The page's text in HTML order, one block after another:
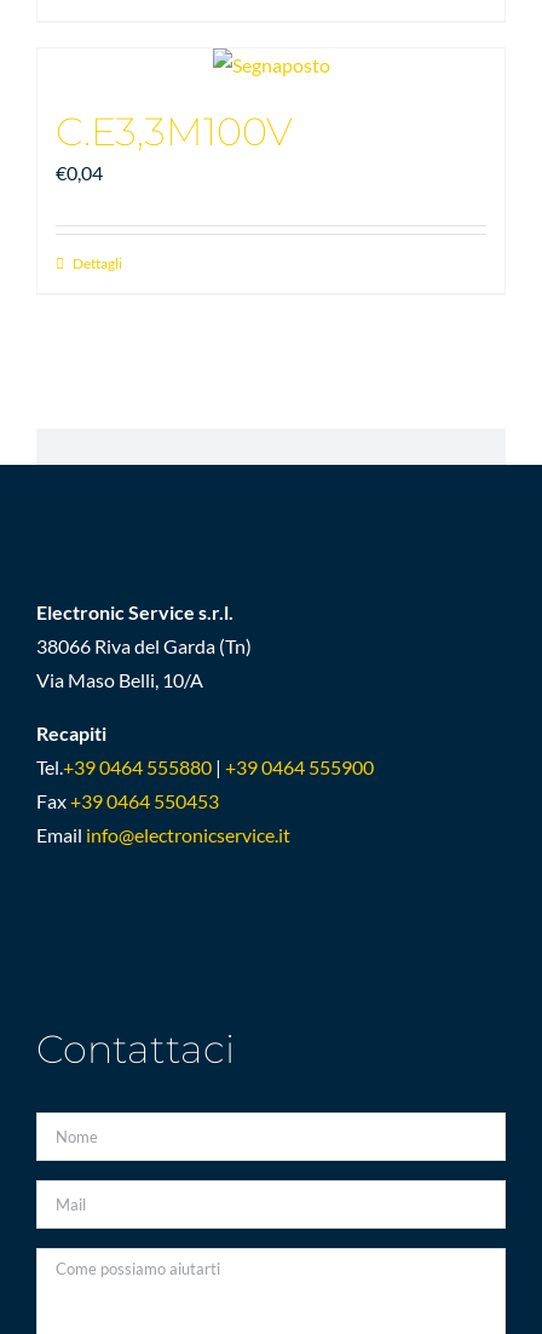
C.E3,3M100V
€0,04
Dettagli
Electronic Service s.r.l.
38066 Riva del Garda (Tn)
Via Maso Belli, 10/A
Recapiti
Tel.+39 0464 555880 | +39 0464 555900
Fax+39 0464 550453
Email info@electronicservice.it
Contattaci